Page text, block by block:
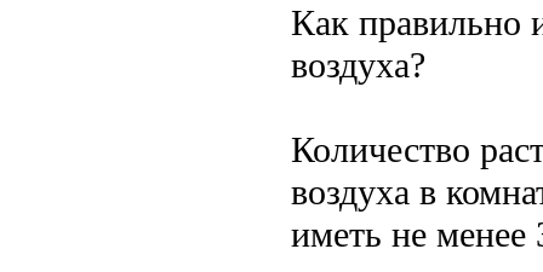
Как правильно
воздуха?
Количество
воздуха в
иметь не менее